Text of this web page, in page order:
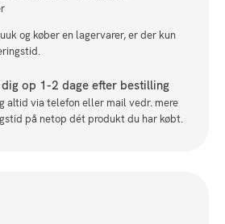
og køber en lagervarer, er der kun
op 1-2 dage efter bestilling
altid via telefon eller mail vedr. mere
på netop dét produkt du har købt.